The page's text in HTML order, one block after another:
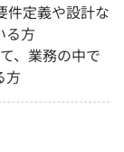
件定義や設計な
る方
、業務の中で
方